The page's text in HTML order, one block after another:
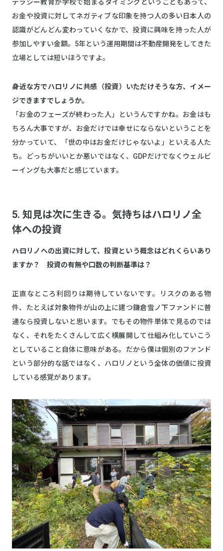
テラシー教育が学校で始まるタイミングということもあって、
お金や投資に対してネガティブな印象を持つ人の多い日本人の
認識がどんどん変わっていくなかで、投資に興味を持った人が
参加しやすい金額。5年という運用期間は不動産開発をしてきた
立場としては短いほうですよ。
――身近な方でハロリノに共感（投資）いただけそうな方、イメー
ジできますでしょうか。
「お金のフェーズが終わった人」というんですかね。お金はも
ちろん大事ですが、お金だけでは幸せにならないということを
分かっていて、「世の中はお金だけじゃないよ」といえる人た
ち。どっちがいいとか悪いではなく、GDPだけでなくウェルビ
ーイングも大事だと感じています。
5. 知見は次に生きる。気持ちはハロリノ全
体への投資
――ハロリノへの出資に対して、投資という概念はどれくらいあり
ますか？ 投資の有無や口数の判断基準は？
正直なところ利回りは期待していないです。リスクのある物
件、たとえば対象物件が山の上に建つ鎌倉雪ノ下ファンドに普
通なら投資しないと思います。でもその物件単体で見るのでは
なく、それをたくさんして広く横展開して仕組み化していこう
としていること自体に意味がある。だから僕は個別のファンド
という部分的な話ではなく、ハロリノという全体の価値に投資
している感覚があります。